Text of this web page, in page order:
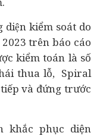
kiểm soát do
trên báo cáo
kiểm toán là số
thua lỗ, Spiral
và đứng trước
khắc phục diện